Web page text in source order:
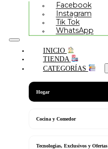
Facebook
Instagram
Tik Tok
WhatsApp
INICIO
TIENDA
CATEGORÍAS
Hogar
Cocina y Comedor
Tecnologias, Exclusivos y Ofertas